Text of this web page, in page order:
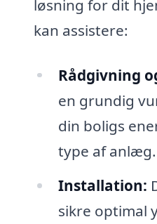
løsning for dit
kan assistere:
Rådgivning
en grundig
din boligs
type af anlæg.
Installation:
sikre optimal